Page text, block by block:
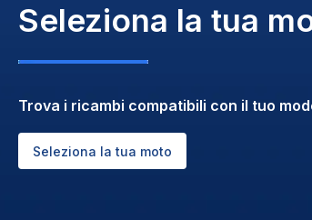
Seleziona la tua
Trova i ricambi compatibili con il tuo
Seleziona la tua moto